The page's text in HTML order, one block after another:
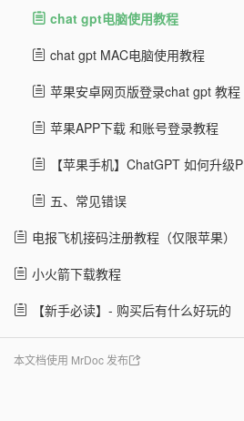
chat gpt电脑使用教程
chat gpt MAC电脑使用教程
苹果安卓网页版登录chat gpt 教程
苹果APP下载 和账号登录教程
【苹果手机】ChatGPT 如何升级PLUS
五、常见错误
电报飞机接码注册教程（仅限苹果）
小火箭下载教程
【新手必读】- 购买后有什么好玩的
本文档使用 MrDoc 发布